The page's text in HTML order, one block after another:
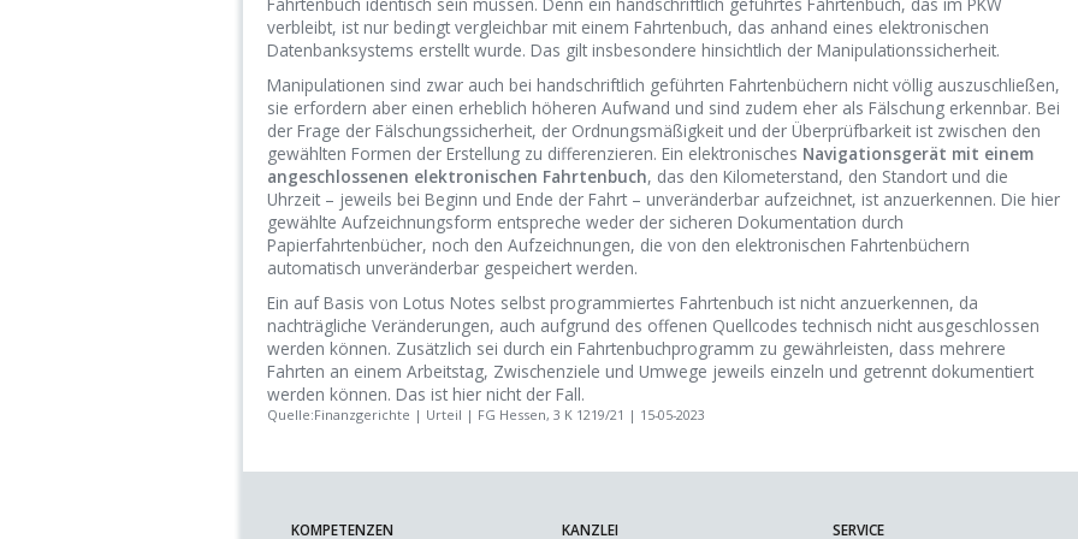
verbleibt, ist nur bedingt vergleichbar mit einem Fahrtenbuch, das anhand eines elektronischen
Datenbanksystems erstellt wurde. Das gilt insbesondere hinsichtlich der Manipulationssicherheit.
Manipulationen sind zwar auch bei handschriftlich geführten Fahrtenbüchern nicht völlig auszuschließen,
sie erfordern aber einen erheblich höheren Aufwand und sind zudem eher als Fälschung erkennbar. Bei
der Frage der Fälschungssicherheit, der Ordnungsmäßigkeit und der Überprüfbarkeit ist zwischen den
gewählten Formen der Erstellung zu differenzieren. Ein elektronisches Navigationsgerät mit einem
angeschlossenen elektronischen Fahrtenbuch, das den Kilometerstand, den Standort und die
Uhrzeit – jeweils bei Beginn und Ende der Fahrt – unveränderbar aufzeichnet, ist anzuerkennen. Die hier
gewählte Aufzeichnungsform entspreche weder der sicheren Dokumentation durch
Papierfahrtenbücher, noch den Aufzeichnungen, die von den elektronischen Fahrtenbüchern
automatisch unveränderbar gespeichert werden.
Ein auf Basis von Lotus Notes selbst programmiertes Fahrtenbuch ist nicht anzuerkennen, da
nachträgliche Veränderungen, auch aufgrund des offenen Quellcodes technisch nicht ausgeschlossen
werden können. Zusätzlich sei durch ein Fahrtenbuchprogramm zu gewährleisten, dass mehrere
Fahrten an einem Arbeitstag, Zwischenziele und Umwege jeweils einzeln und getrennt dokumentiert
werden können. Das ist hier nicht der Fall.
Quelle:Finanzgerichte | Urteil | FG Hessen, 3 K 1219/21 | 15-05-2023
KOMPETENZEN KANZLEI SERVICE